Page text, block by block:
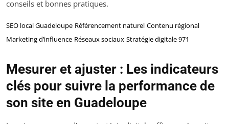
conseils et bonnes pratiques.
SEO local Guadeloupe Référencement naturel Contenu régional
Marketing d’influence Réseaux sociaux Stratégie digitale 971
Mesurer et ajuster : Les indicateurs
clés pour suivre la performance de
son site en Guadeloupe